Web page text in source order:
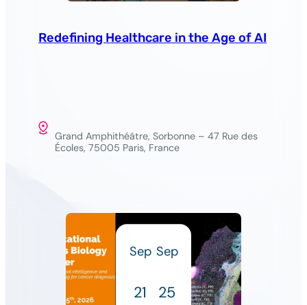
Redefining Healthcare in the Age of AI
Grand Amphithéâtre, Sorbonne – 47 Rue des
Écoles, 75005 Paris, France
Sep
21
Sep
25